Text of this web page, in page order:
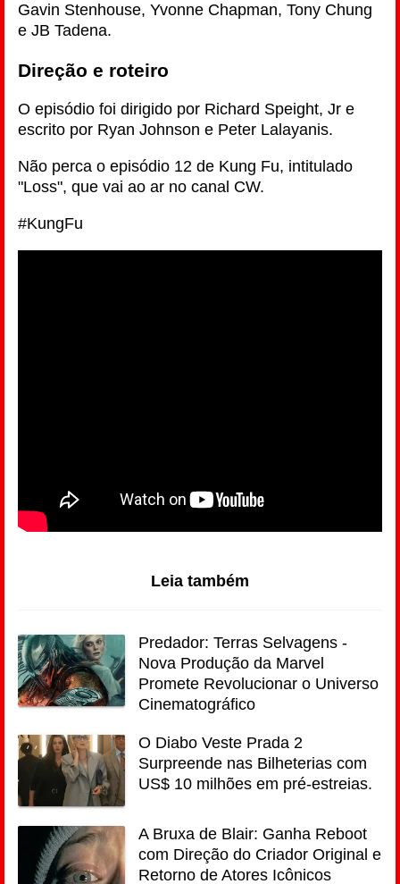
Gavin Stenhouse, Yvonne Chapman, Tony Chung
e JB Tadena.
Direção e roteiro
O episódio foi dirigido por Richard Speight, Jr e
escrito por Ryan Johnson e Peter Lalayanis.
Não perca o episódio 12 de Kung Fu, intitulado
"Loss", que vai ao ar no canal CW.
#KungFu
Leia também
Predador: Terras Selvagens -
Nova Produção da Marvel
Promete Revolucionar o Universo
Cinematográfico
O Diabo Veste Prada 2
Surpreende nas Bilheterias com
US$ 10 milhões em pré-estreias.
A Bruxa de Blair: Ganha Reboot
com Direção do Criador Original e
Retorno de Atores Icônicos